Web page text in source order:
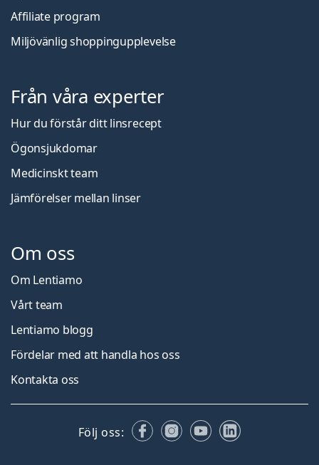
Affiliate program
Miljövänlig shoppingupplevelse
Från våra experter
Hur du förstår ditt linsrecept
Ögonsjukdomar
Medicinskt team
Jämförelser mellan linser
Om oss
Om Lentiamo
Vårt team
Lentiamo blogg
Fördelar med att handla hos oss
Kontakta oss
Följ oss: FacebookInstagram
YouTubeLinkedIn